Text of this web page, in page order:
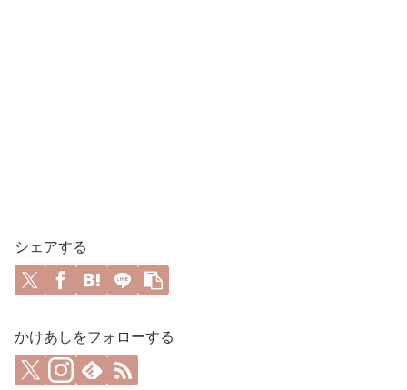
シェアする
かけあしをフォローする